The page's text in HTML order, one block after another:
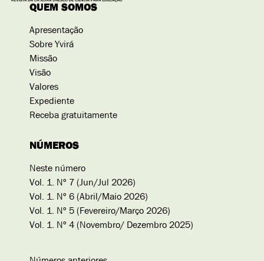
QUEM SOMOS
Apresentação
Sobre Yvirá
Missão
Visão
Valores
Expediente
Receba gratuitamente
NÚMEROS
Neste número
Vol. 1. Nº 7 (Jun/Jul 2026)
Vol. 1. Nº 6 (Abril/Maio 2026)
Vol. 1. Nº 5 (Fevereiro/Março 2026)
Vol. 1. Nº 4 (Novembro/ Dezembro 2025)